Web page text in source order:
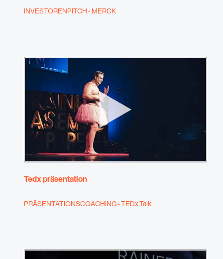
INVESTORENPITCH - MERCK
Tedx präsentation
PRÄSENTATIONSCOACHING - TEDx Talk